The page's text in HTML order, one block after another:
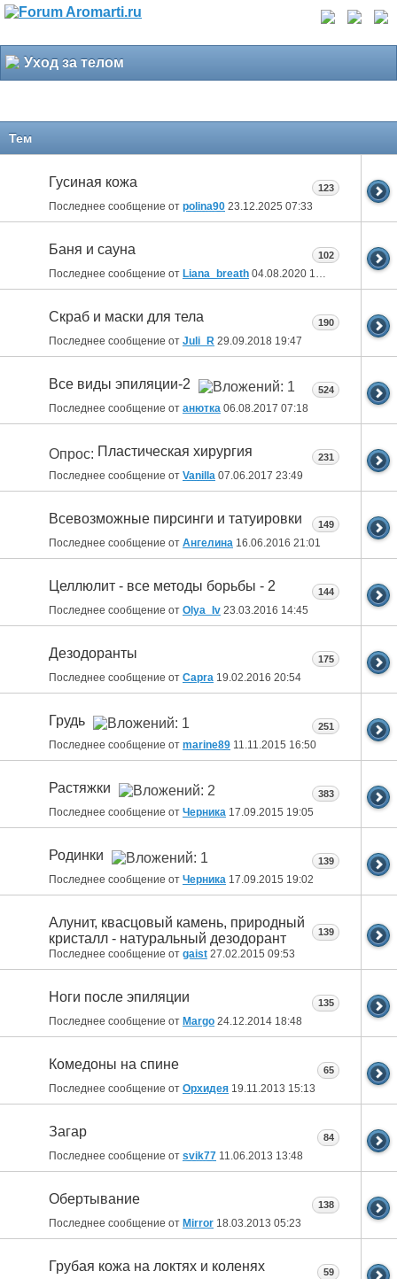
Уход за телом
Тем
Гусиная кожа
Последнее сообщение от polina90 23.12.2025 07:33
123
Баня и сауна
Последнее сообщение от Liana_breath 04.08.2020 18:21
102
Скраб и маски для тела
Последнее сообщение от Juli_R 29.09.2018 19:47
190
Все виды эпиляции-2
Последнее сообщение от анютка 06.08.2017 07:18
524
Опрос: Пластическая хирургия
Последнее сообщение от Vanilla 07.06.2017 23:49
231
Всевозможные пирсинги и татуировки
Последнее сообщение от Ангелина 16.06.2016 21:01
149
Целлюлит - все методы борьбы - 2
Последнее сообщение от Olya_Iv 23.03.2016 14:45
144
Дезодоранты
Последнее сообщение от Capra 19.02.2016 20:54
175
Грудь
Последнее сообщение от marine89 11.11.2015 16:50
251
Растяжки
Последнее сообщение от Черника 17.09.2015 19:05
383
Родинки
Последнее сообщение от Черника 17.09.2015 19:02
139
Алунит, квасцовый камень, природный
кристалл - натуральный дезодорант
Последнее сообщение от gaist 27.02.2015 09:53
139
Ноги после эпиляции
Последнее сообщение от Margo 24.12.2014 18:48
135
Комедоны на спине
Последнее сообщение от Орхидея 19.11.2013 15:13
65
Загар
Последнее сообщение от svik77 11.06.2013 13:48
84
Обертывание
Последнее сообщение от Mirror 18.03.2013 05:23
138
Грубая кожа на локтях и коленях 59